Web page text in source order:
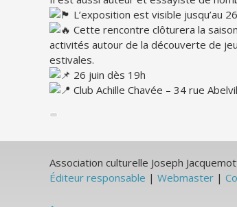
L’exposition est visible jusqu’au
Cette rencontre clôturera la
activités autour de la découverte de
estivales.
26 juin dès 19h
Club Achille Chavée – 34 rue
Association culturelle Joseph
Éditeur responsable | Webmaster |